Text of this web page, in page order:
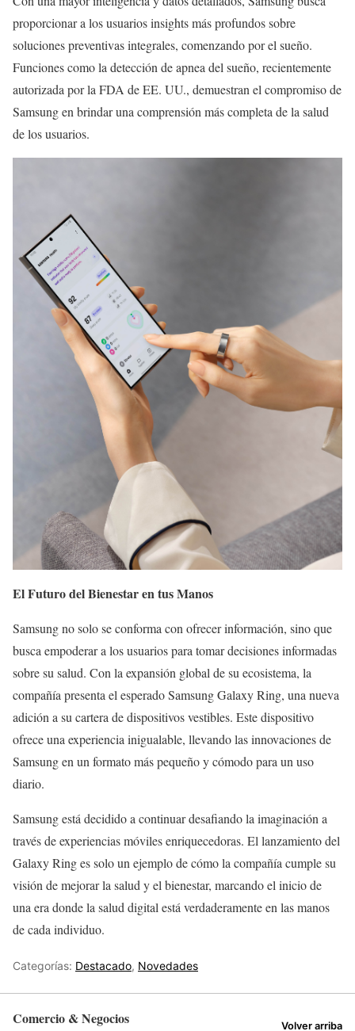
proporcionar a los usuarios insights más profundos sobre
soluciones preventivas integrales, comenzando por el sueño.
Funciones como la detección de apnea del sueño, recientemente
autorizada por la FDA de EE. UU., demuestran el compromiso de
Samsung en brindar una comprensión más completa de la salud
de los usuarios.
El Futuro del Bienestar en tus Manos
Samsung no solo se conforma con ofrecer información, sino que
busca empoderar a los usuarios para tomar decisiones informadas
sobre su salud. Con la expansión global de su ecosistema, la
compañía presenta el esperado Samsung Galaxy Ring, una nueva
adición a su cartera de dispositivos vestibles. Este dispositivo
ofrece una experiencia inigualable, llevando las innovaciones de
Samsung en un formato más pequeño y cómodo para un uso
diario.
Samsung está decidido a continuar desafiando la imaginación a
través de experiencias móviles enriquecedoras. El lanzamiento del
Galaxy Ring es solo un ejemplo de cómo la compañía cumple su
visión de mejorar la salud y el bienestar, marcando el inicio de
una era donde la salud digital está verdaderamente en las manos
de cada individuo.
Categorías: Destacado, Novedades
Comercio & Negocios Volver arriba